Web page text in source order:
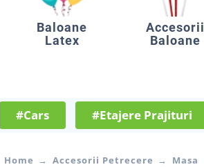
Baloane
Latex
Accesorii
Baloane
#Cars #Etajere Prajituri
Home Accesorii Petrecere
Masa